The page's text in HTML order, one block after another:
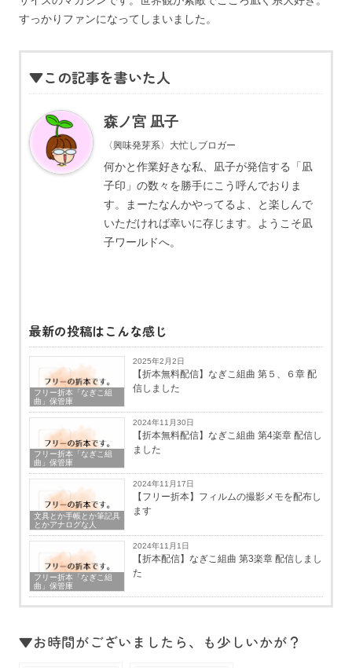
すっかりファンになってしまいました。
▼この記事を書いた人
森ノ宮 凪子
〈興味発芽系〉大忙しブロガー
何かと作業好きな私、凪子が発信する「凪
子印」の数々を勝手にこう呼んでおりま
す。まーたなんかやってるよ、と楽しんで
いただければ幸いに存じます。ようこそ凪
子ワールドへ。
最新の投稿はこんな感じ
フリー折本「なぎこ組
曲」保管庫
2025年2月2日
【折本無料配信】なぎこ組曲 第５、６章 配
信しました
フリー折本「なぎこ組
曲」保管庫
2024年11月30日
【折本無料配信】なぎこ組曲 第4楽章 配信し
ました
文具とか手帳とか筆記具
とかアナログな人
2024年11月17日
【フリー折本】フィルムの撮影メモを配布し
ます
フリー折本「なぎこ組
曲」保管庫
2024年11月1日
【折本配信】なぎこ組曲 第3楽章 配信しまし
た
▼お時間がございましたら、も少しいかが？